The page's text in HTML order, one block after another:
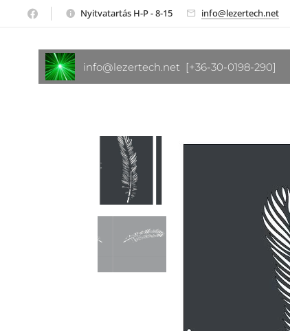
Nyitvatartás H-P - 8-15 info@lezertech.net
info@lezertech.net [+36-30-0198-290]